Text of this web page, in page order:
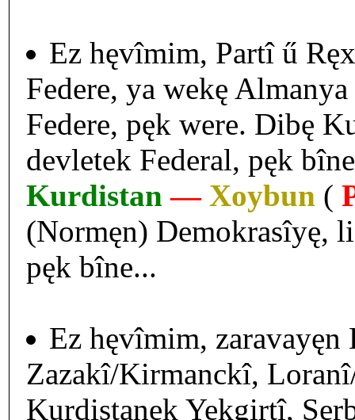
Ez hęvîmim, Partî ű
Federe, ya wekę
Federe, pęk were. Dibę
devletek Federal, pęk
Kurdistan— Xoybun (
(Normęn) Demokrasîyę,
pęk bîne...
Ez hęvîmim,
Zazakî/Kirmanckî,
Kurdistanek Yekgirtî,